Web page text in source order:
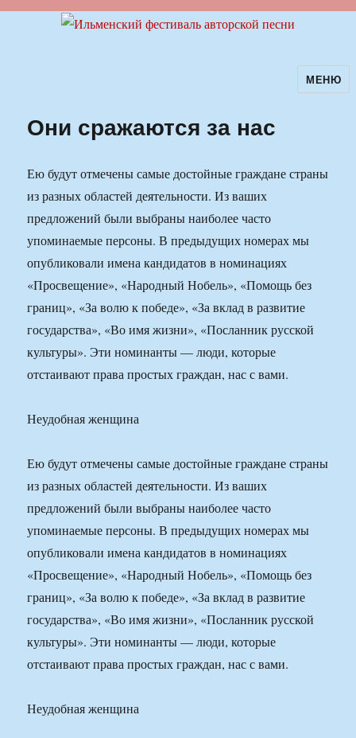
Ильменский фестиваль авторскойМЕНЮ
Они сражаются за нас
Ею будут отмечены самые достойные граждане страны
из разных областей деятельности. Из ваших
предложений были выбраны наиболее часто
упоминаемые персоны. В предыдущих номерах мы
опубликовали имена кандидатов в номинациях
«Просвещение», «Народный Нобель», «Помощь без
границ», «За волю к победе», «За вклад в развитие
государства», «Во имя жизни», «Посланник русской
культуры». Эти номинанты — люди, которые
отстаивают права простых граждан, нас с вами.
Неудобная женщина
Ею будут отмечены самые достойные граждане страны
из разных областей деятельности. Из ваших
предложений были выбраны наиболее часто
упоминаемые персоны. В предыдущих номерах мы
опубликовали имена кандидатов в номинациях
«Просвещение», «Народный Нобель», «Помощь без
границ», «За волю к победе», «За вклад в развитие
государства», «Во имя жизни», «Посланник русской
культуры». Эти номинанты — люди, которые
отстаивают права простых граждан, нас с вами.
Неудобная женщина